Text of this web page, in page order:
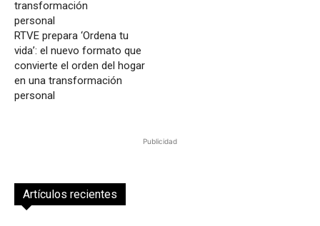
RTVE prepara ‘Ordena tu
vida’: el nuevo formato que
convierte el orden del hogar
en una transformación
personal
Publicidad
Artículos recientes